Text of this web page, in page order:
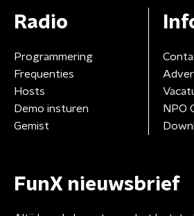
Radio
Programmering
Frequenties
Hosts
Demo insturen
Gemist
NPO
FunX nieuwsbrief